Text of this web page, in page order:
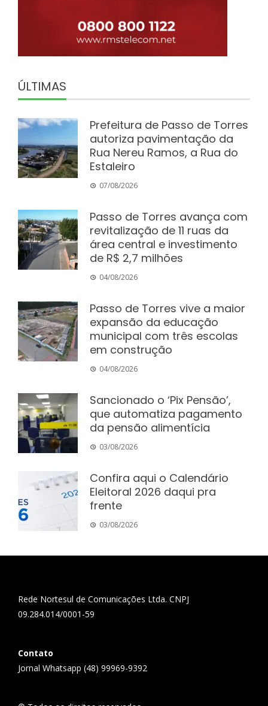
ÚLTIMAS
Prefeitura de Passo de Torres
autoriza pavimentação da
Rua Nereu Ramos, a Rua do
Estaleiro
07/08/2026
Passo de Torres avança com
revitalização de 11 ruas da
área central e investimento
de R$ 2,7 milhões
04/08/2026
Passo de Torres vive a maior
expansão da educação
municipal com três escolas
em construção
04/08/2026
Sancionado o ‘Pix Pensão’,
que automatiza pagamento
da pensão alimentícia
03/08/2026
Confira aqui o Calendário
Eleitoral 2026 daqui pra
frente
03/08/2026
Rede Nortesul de Comunicações Ltda. CNPJ
09.284.014/0001-59
Contato
Jornal Whatsapp (48) 99969-9392